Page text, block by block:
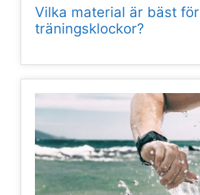
Vilka material är bäst för
träningsklockor?